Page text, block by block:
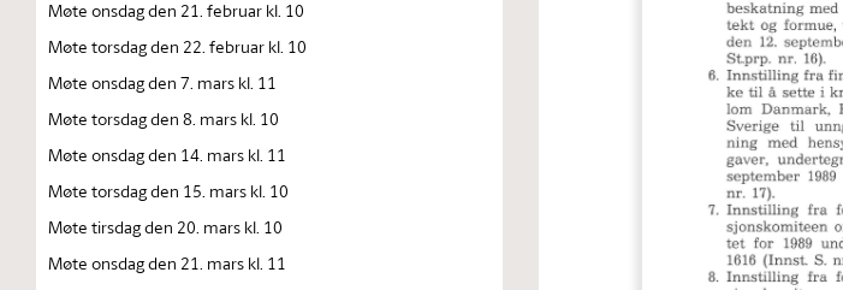
Møte onsdag den 21. februar kl. 10
Møte torsdag den 22. februar kl. 10
Møte onsdag den 7. mars kl. 11
Møte torsdag den 8. mars kl. 10
Møte onsdag den 14. mars kl. 11
Møte torsdag den 15. mars kl. 10
Møte tirsdag den 20. mars kl. 10
Møte onsdag den 21. mars kl. 11